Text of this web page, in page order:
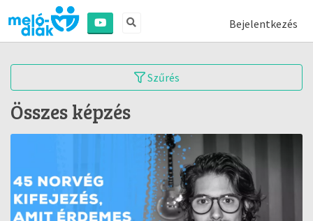
Bejelentkezés
Szűrés
Összes képzés